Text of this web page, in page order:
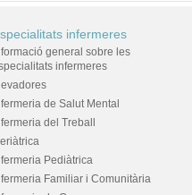
infermeres
general sobre les
infermeres
de Salut Mental
del Treball
Pediàtrica
Familiar i Comunitària